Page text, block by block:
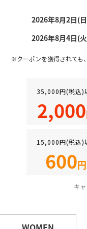
2026年8月2日(
2026年8月4日(
※クーポンを獲得されても
35,000円(税込)
2,000
15,000円(税込)
600
キ